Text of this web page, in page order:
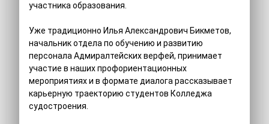
участника образования.
Уже традиционно Илья Александрович Бикметов,
начальник отдела по обучению и развитию
персонала Адмиралтейских верфей, принимает
участие в наших профориентационных
мероприятиях и в формате диалога рассказывает
карьерную траекторию студентов Колледжа
судостроения.